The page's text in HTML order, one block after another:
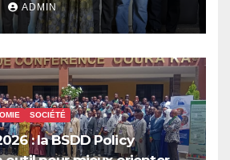
ADMIN
SOCIÉTÉ
: la BSDD Policy